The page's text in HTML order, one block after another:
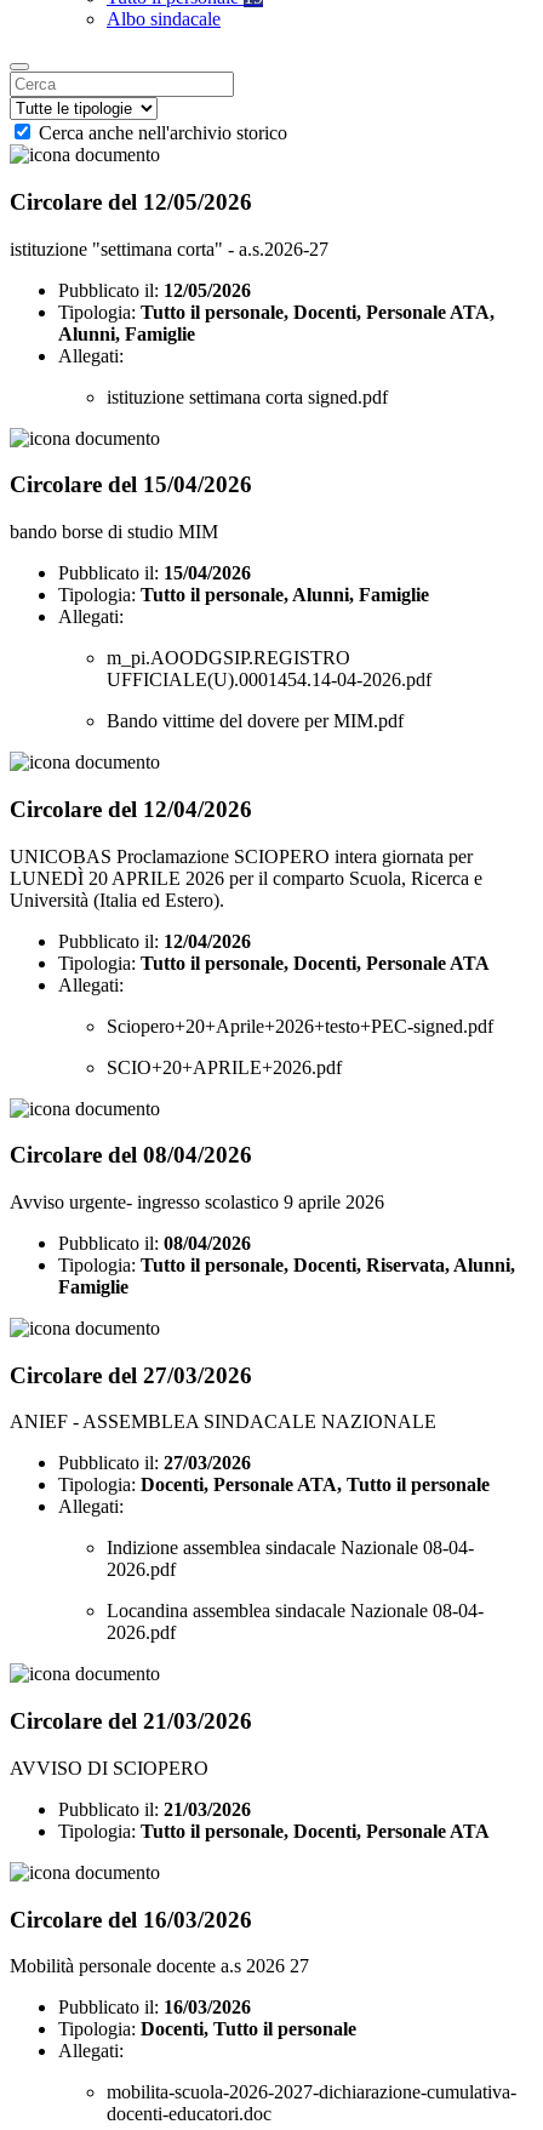
Albo sindacale
Cerca anche nell'archivio storico
Circolare del 12/05/2026
istituzione "settimana corta" - a.s.2026-27
Pubblicato il: 12/05/2026
Tipologia: Tutto il personale, Docenti, Personale ATA,
Alunni, Famiglie
Allegati:
istituzione settimana corta signed.pdf
Circolare del 15/04/2026
bando borse di studio MIM
Pubblicato il: 15/04/2026
Tipologia: Tutto il personale, Alunni, Famiglie
Allegati:
m_pi.AOODGSIP.REGISTRO
UFFICIALE(U).0001454.14-04-2026.pdf
Bando vittime del dovere per MIM.pdf
Circolare del 12/04/2026
UNICOBAS Proclamazione SCIOPERO intera giornata per
LUNEDÌ 20 APRILE 2026 per il comparto Scuola, Ricerca e
Università (Italia ed Estero).
Pubblicato il: 12/04/2026
Tipologia: Tutto il personale, Docenti, Personale ATA
Allegati:
Sciopero+20+Aprile+2026+testo+PEC-signed.pdf
SCIO+20+APRILE+2026.pdf
Circolare del 08/04/2026
Avviso urgente- ingresso scolastico 9 aprile 2026
Pubblicato il: 08/04/2026
Tipologia: Tutto il personale, Docenti, Riservata, Alunni,
Famiglie
Circolare del 27/03/2026
ANIEF - ASSEMBLEA SINDACALE NAZIONALE
Pubblicato il: 27/03/2026
Tipologia: Docenti, Personale ATA, Tutto il personale
Allegati:
Indizione assemblea sindacale Nazionale 08-04-
2026.pdf
Locandina assemblea sindacale Nazionale 08-04-
2026.pdf
Circolare del 21/03/2026
AVVISO DI SCIOPERO
Pubblicato il: 21/03/2026
Tipologia: Tutto il personale, Docenti, Personale ATA
Circolare del 16/03/2026
Mobilità personale docente a.s 2026 27
Pubblicato il: 16/03/2026
Tipologia: Docenti, Tutto il personale
Allegati:
mobilita-scuola-2026-2027-dichiarazione-cumulativa-
docenti-educatori.doc